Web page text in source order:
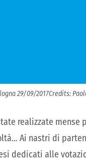
29/09/2017Credits:
realizzate
Ai nastri di
dedicati alle